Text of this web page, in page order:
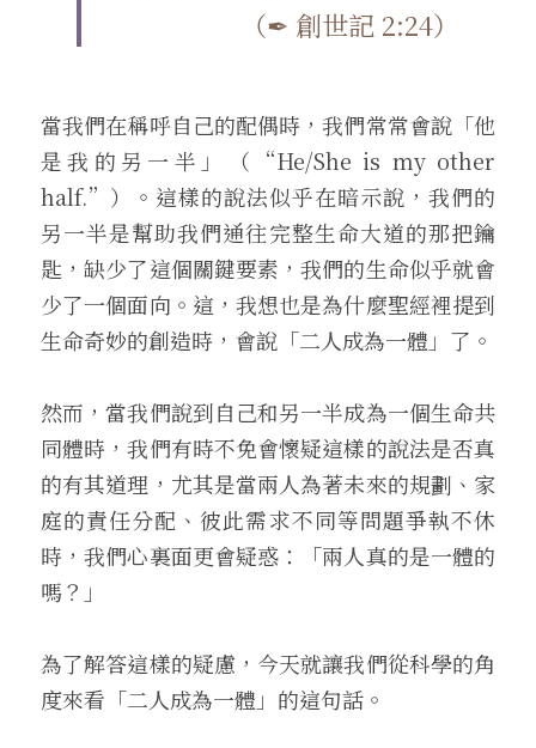
關於道歉與饒恕
浪漫主義
維多利亞時代
現代與當代藝術
（✒ 創世記 2:24）
當我們在稱呼自己的配偶時，我們常常會說「他
是我的另一半」（“He/She is my other
half.”）。這樣的說法似乎在暗示說，我們的
另一半是幫助我們通往完整生命大道的那把鑰
匙，缺少了這個關鍵要素，我們的生命似乎就會
少了一個面向。這，我想也是為什麼聖經裡提到
生命奇妙的創造時，會說「二人成為一體」了。
然而，當我們說到自己和另一半成為一個生命共
同體時，我們有時不免會懷疑這樣的說法是否真
的有其道理，尤其是當兩人為著未來的規劃、家
庭的責任分配、彼此需求不同等問題爭執不休
時，我們心裏面更會疑惑：「兩人真的是一體的
嗎？」
為了解答這樣的疑慮，今天就讓我們從科學的角
度來看「二人成為一體」的這句話。